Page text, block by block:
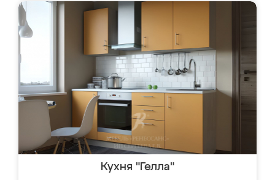
Кухня "Гелла"